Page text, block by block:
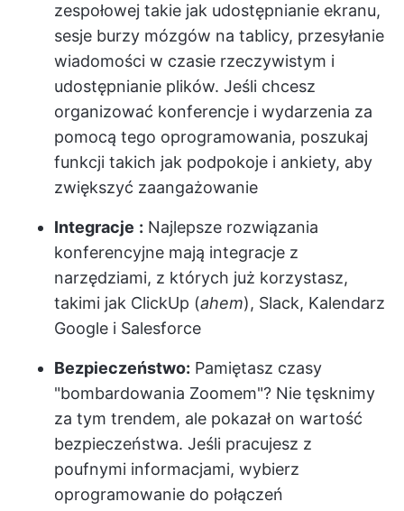
zespołowej takie jak udostępnianie ekranu,
sesje burzy mózgów na tablicy, przesyłanie
wiadomości w czasie rzeczywistym i
udostępnianie plików. Jeśli chcesz
organizować konferencje i wydarzenia za
pomocą tego oprogramowania, poszukaj
funkcji takich jak podpokoje i ankiety, aby
zwiększyć zaangażowanie
Integracje : Najlepsze rozwiązania
konferencyjne mają integracje z
narzędziami, z których już korzystasz,
takimi jak ClickUp (ahem), Slack, Kalendarz
Google i Salesforce
Bezpieczeństwo: Pamiętasz czasy
"bombardowania Zoomem"? Nie tęsknimy
za tym trendem, ale pokazał on wartość
bezpieczeństwa. Jeśli pracujesz z
poufnymi informacjami, wybierz
oprogramowanie do połączeń